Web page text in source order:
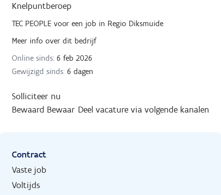
r
Knelpuntberoep
TEC PEOPLE voor een job in Regio Diksmuide
Meer info over dit bedrijf
Online sinds: 6 feb 2026
Gewijzigd sinds: 6 dagen
Solliciteer nu
Bewaard Bewaar Deel vacature via volgende kanalen
Contract
Vaste job
Voltijds